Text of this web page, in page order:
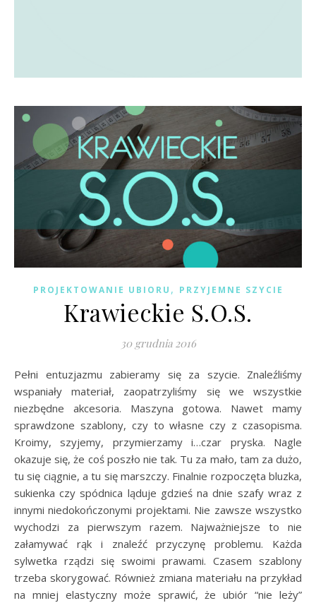
PROJEKTOWANIE UBIORU , PRZYJEMNE SZYCIE
Krawieckie S.O.S.
30 grudnia 2016
Pełni entuzjazmu zabieramy się za szycie. Znaleźliśmy
wspaniały materiał, zaopatrzyliśmy się we wszystkie
niezbędne akcesoria. Maszyna gotowa. Nawet mamy
sprawdzone szablony, czy to własne czy z czasopisma.
Kroimy, szyjemy, przymierzamy i…czar pryska. Nagle
okazuje się, że coś poszło nie tak. Tu za mało, tam za dużo,
tu się ciągnie, a tu się marszczy. Finalnie rozpoczęta bluzka,
sukienka czy spódnica ląduje gdzieś na dnie szafy wraz z
innymi niedokończonymi projektami. Nie zawsze wszystko
wychodzi za pierwszym razem. Najważniejsze to nie
załamywać rąk i znaleźć przyczynę problemu. Każda
sylwetka rządzi się swoimi prawami. Czasem szablony
trzeba skorygować. Również zmiana materiału na przykład
na mniej elastyczny może sprawić, że ubiór “nie leży”